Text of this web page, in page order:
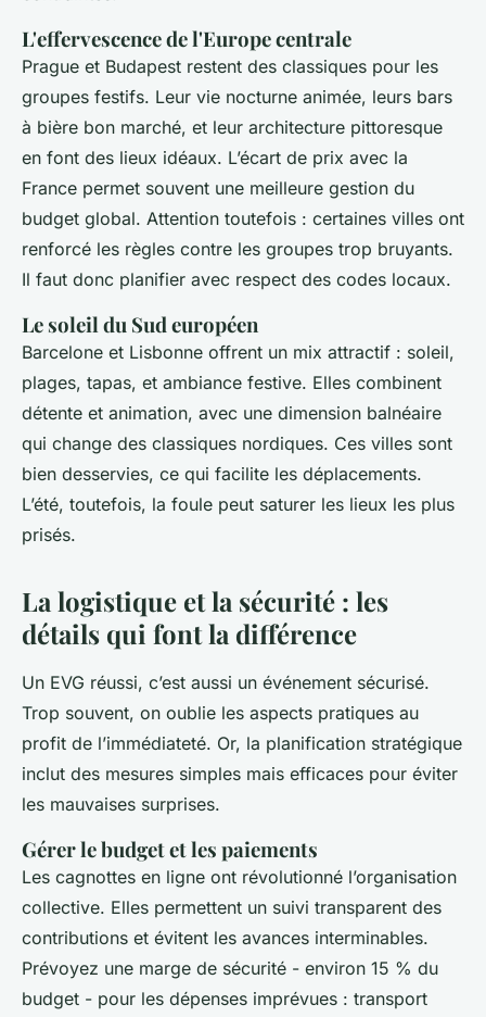
L'effervescence de l'Europe centrale
Prague et Budapest restent des classiques pour les
groupes festifs. Leur vie nocturne animée, leurs bars
à bière bon marché, et leur architecture pittoresque
en font des lieux idéaux. L’écart de prix avec la
France permet souvent une meilleure gestion du
budget global. Attention toutefois : certaines villes ont
renforcé les règles contre les groupes trop bruyants.
Il faut donc planifier avec respect des codes locaux.
Le soleil du Sud européen
Barcelone et Lisbonne offrent un mix attractif : soleil,
plages, tapas, et ambiance festive. Elles combinent
détente et animation, avec une dimension balnéaire
qui change des classiques nordiques. Ces villes sont
bien desservies, ce qui facilite les déplacements.
L’été, toutefois, la foule peut saturer les lieux les plus
prisés.
La logistique et la sécurité : les
détails qui font la différence
Un EVG réussi, c’est aussi un événement sécurisé.
Trop souvent, on oublie les aspects pratiques au
profit de l’immédiateté. Or, la planification stratégique
inclut des mesures simples mais efficaces pour éviter
les mauvaises surprises.
Gérer le budget et les paiements
Les cagnottes en ligne ont révolutionné l’organisation
collective. Elles permettent un suivi transparent des
contributions et évitent les avances interminables.
Prévoyez une marge de sécurité - environ 15 % du
budget - pour les dépenses imprévues : transport